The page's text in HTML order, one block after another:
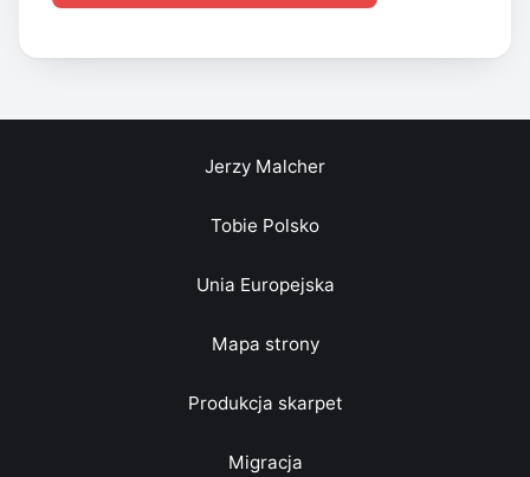
Jerzy Malcher
Tobie Polsko
Unia Europejska
Mapa strony
Produkcja skarpet
Migracja